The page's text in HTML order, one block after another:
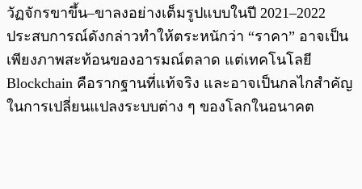
วัฏจักรขาขึ้น–ขาลงอย่างเต็มรูปแบบในปี 2021–2022
ประสบการณ์ดังกล่าวทำให้ตระหนักว่า “ราคา” อาจเป็น
เพียงภาพสะท้อนของอารมณ์ตลาด แต่เทคโนโลยี
Blockchain คือรากฐานที่แท้จริง และอาจเป็นกลไกสำคัญ
ในการเปลี่ยนแปลงระบบต่าง ๆ ของโลกในอนาคต